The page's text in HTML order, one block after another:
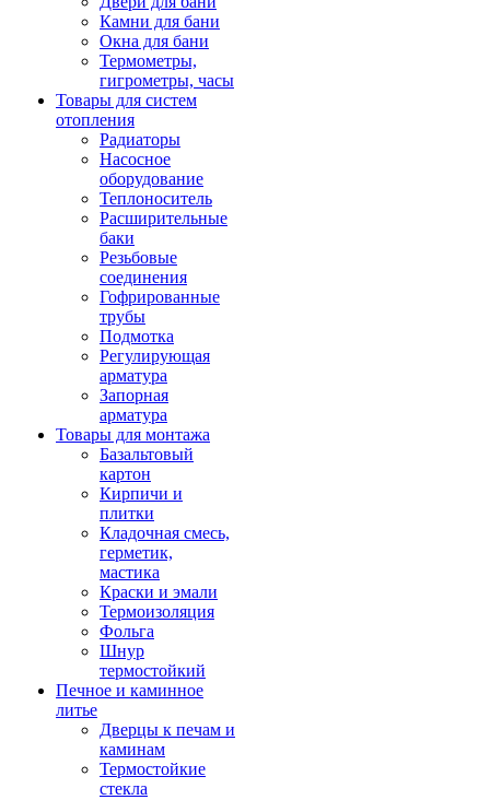
Камни для бани
Окна для бани
Термометры,
гигрометры, часы
Товары для систем
отопления
Радиаторы
Насосное
оборудование
Теплоноситель
Расширительные
баки
Резьбовые
соединения
Гофрированные
трубы
Подмотка
Регулирующая
арматура
Запорная
арматура
Товары для монтажа
Базальтовый
картон
Кирпичи и
плитки
Кладочная смесь,
герметик,
мастика
Краски и эмали
Термоизоляция
Фольга
Шнур
термостойкий
Печное и каминное
литье
Дверцы к печам и
каминам
Термостойкие
стекла